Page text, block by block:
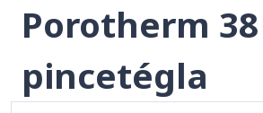
Porotherm 38
pincetégla